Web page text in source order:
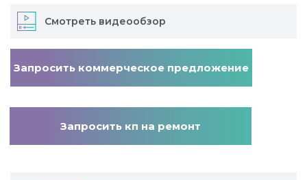
Смотреть видеообзор
Запросить коммерческое предложение
Запросить кп на ремонт